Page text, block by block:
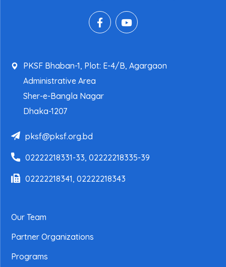
PKSF Bhaban-1, Plot: E-4/B, Agargaon
Administrative Area
Sher-e-Bangla Nagar
Dhaka-1207
pksf@pksf.org.bd
02222218331-33, 02222218335-39
02222218341, 02222218343
Our Team
Partner Organizations
Programs